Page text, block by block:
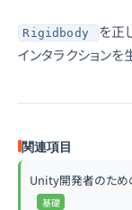
Rigidbody
を正
インタラクションを
関連項目
Unity開発者のため
基礎